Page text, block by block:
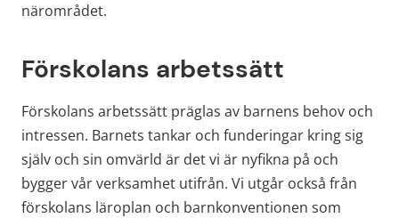
närområdet.
Förskolans arbetssätt
Förskolans arbetssätt präglas av barnens behov och
intressen. Barnets tankar och funderingar kring sig
själv och sin omvärld är det vi är nyfikna på och
bygger vår verksamhet utifrån. Vi utgår också från
förskolans läroplan och barnkonventionen som